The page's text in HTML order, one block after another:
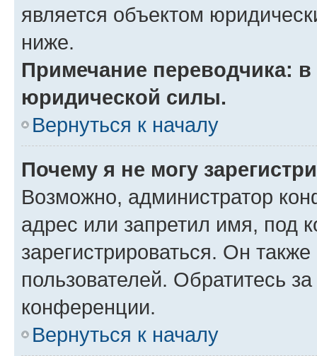
является объектом
ниже.
Примечание переводчика:
юридической силы.
Вернуться к началу
Почему я не могу
Возможно, администратор
адрес или запретил имя, под
зарегистрироваться. Он
пользователей. Обратитесь
конференции.
Вернуться к началу